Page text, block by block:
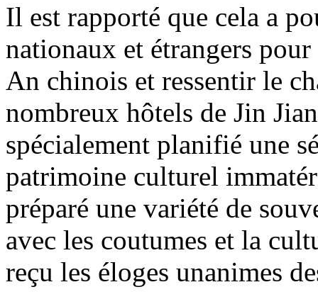
Il est rapporté que cela a
nationaux et étrangers
An chinois et ressentir le
nombreux hôtels de Jin
spécialement planifié une
patrimoine culturel
préparé une variété de
avec les coutumes et la
reçu les éloges unanimes